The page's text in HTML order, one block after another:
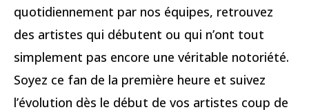
quotidiennement par nos équipes, retrouvez
des artistes qui débutent ou qui n’ont tout
simplement pas encore une véritable notoriété.
Soyez ce fan de la première heure et suivez
l’évolution dès le début de vos artistes coup de